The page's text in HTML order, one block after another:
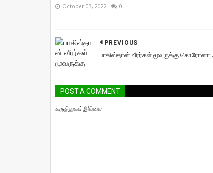
October 03, 2022 0
PREVIOUS
பாகிஸ்தான் வீரர்கள் மூவருக்கு கொரோனா..
POST A COMMENT
கருத்துகள் இல்லை